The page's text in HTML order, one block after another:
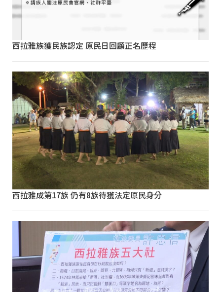
西拉雅族獲民族認定 原民日回顧正名歷程
西拉雅成第17族 仍有8族待獲法定原民身分